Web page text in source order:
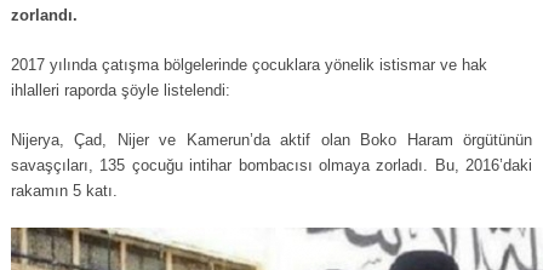
zorlandı.
2017 yılında çatışma bölgelerinde çocuklara yönelik istismar ve hak
ihlalleri raporda şöyle listelendi:
Nijerya, Çad, Nijer ve Kamerun’da aktif olan Boko Haram örgütünün
savaşçıları, 135 çocuğu intihar bombacısı olmaya zorladı. Bu, 2016’daki
rakamın 5 katı.